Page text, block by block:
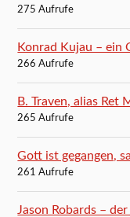
275 Aufrufe
Konrad Kujau – ein
266 Aufrufe
B. Traven, alias Ret
265 Aufrufe
Gott ist gegangen,
261 Aufrufe
Jason Robards –